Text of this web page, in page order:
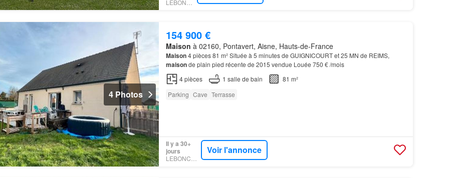
4 Photos
154 900 €
Maison à 02160, Pontavert, Aisne, Hauts-de-France
Maison4 pièces 81 m² Située à 5 minutes de GUIGNICOURT et 25 MN de REIMS,
maisonde plain pied récente de 2015 vendue Louée 750 € /mois
4pièces 1 salle de bain
81 m²
Parking Cave Terrasse
Il y a 30+
jours
Voir l'annonce